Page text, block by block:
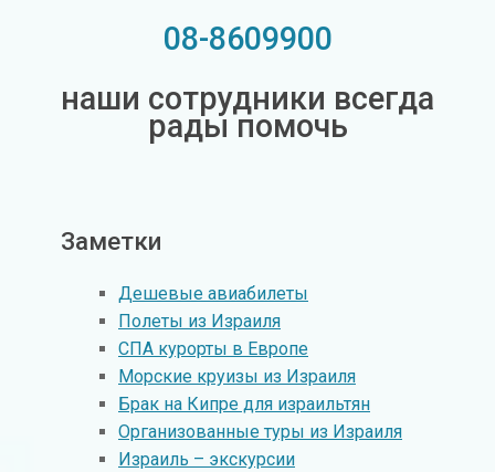
08-8609900
наши сотрудники всегда
рады помочь
Заметки
Дешевые авиабилеты
Полеты из Израиля
СПА курорты в Европе
Морские круизы из Израиля
Брак на Кипре для израильтян
Организованные туры из Израиля
Израиль – экскурсии